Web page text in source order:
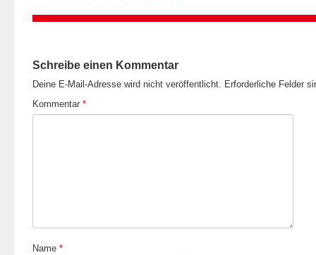
Schreibe einen Kommentar
Deine E-Mail-Adresse wird nicht veröffentlicht. Erforderliche Felder
Kommentar *
Name *